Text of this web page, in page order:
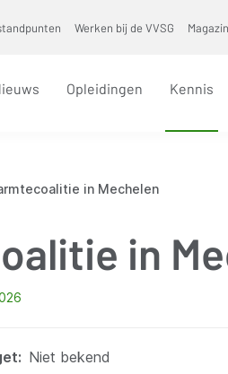
Werken bij de VVSG
Opleidingen Kennis
in Mechelen
in
Niet bekend